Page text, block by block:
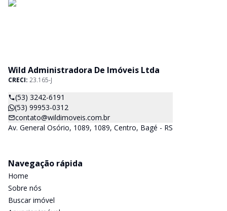
Wild Administradora De Imóveis Ltda
CRECI: 23.165-J
(53) 3242-6191
(53) 99953-0312
contato@wildimoveis.com.br
Av. General Osório, 1089, 1089, Centro, Bagé - RS
Navegação rápida
Home
Sobre nós
Buscar imóvel